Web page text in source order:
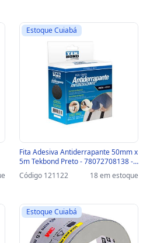
Estoque Cuiabá
Fita Adesiva Antiderrapante 50mm x
5m Tekbond Preto - 78072708138 -
78072708138
Código 121122 18 em estoque
Estoque Cuiabá